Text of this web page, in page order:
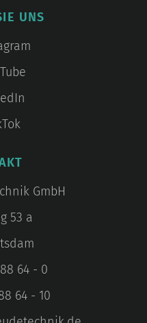
UNS
GmbH
53 a
64 - 0
64 - 10